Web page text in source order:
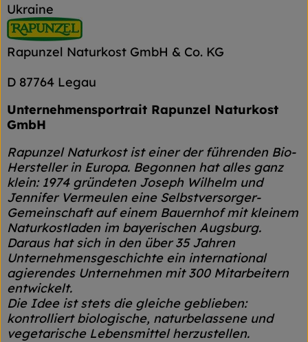
Ukraine
Rapunzel Naturkost GmbH & Co. KG
D 87764 Legau
Unternehmensportrait Rapunzel Naturkost
GmbH
Rapunzel Naturkost ist einer der führenden Bio-
Hersteller in Europa. Begonnen hat alles ganz
klein: 1974 gründeten Joseph Wilhelm und
Jennifer Vermeulen eine Selbstversorger-
Gemeinschaft auf einem Bauernhof mit kleinem
Naturkostladen im bayerischen Augsburg.
Daraus hat sich in den über 35 Jahren
Unternehmensgeschichte ein international
agierendes Unternehmen mit 300 Mitarbeitern
entwickelt.
Die Idee ist stets die gleiche geblieben:
kontrolliert biologische, naturbelassene und
vegetarische Lebensmittel herzustellen.